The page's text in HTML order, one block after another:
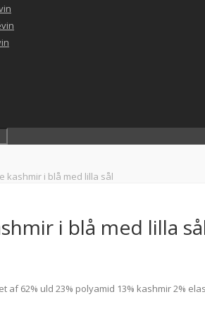
kashmir i blå med lilla sål
i blå med lilla
62% uld 23% polyamid 13% kashmir 2%